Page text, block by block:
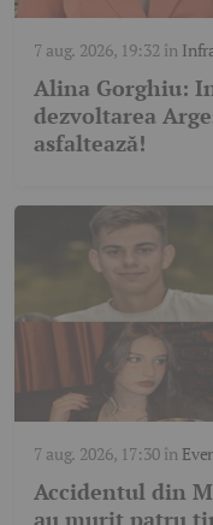
7 aug. 2026, 19:32 în
Alina Gorghiu:
dezvoltarea
asfaltează!
7 aug. 2026, 17:30în
Accidentul din
au murit patru